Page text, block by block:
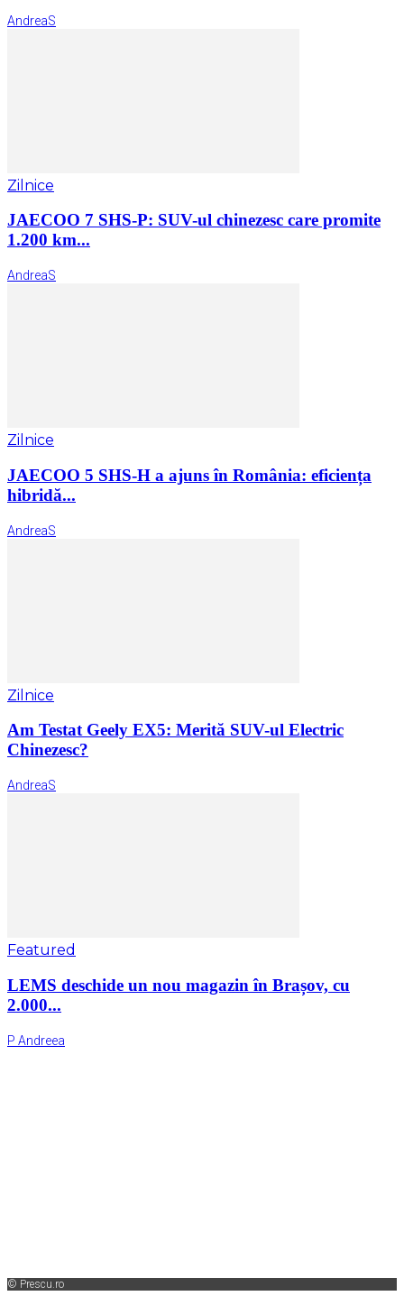
AndreaS
Zilnice
JAECOO 7 SHS-P: SUV-ul chinezesc care promite
1.200 km...
AndreaS
Zilnice
JAECOO 5 SHS-H a ajuns în România: eficiența
hibridă...
AndreaS
Zilnice
Am Testat Geely EX5: Merită SUV-ul Electric
Chinezesc?
AndreaS
Featured
LEMS deschide un nou magazin în Brașov, cu
2.000...
P Andreea
© Prescu.ro